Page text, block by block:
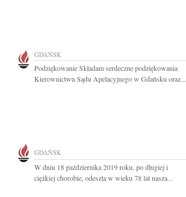
GDAŃSK
Podziękowanie Składam serdeczne podziękowania
Kierownictwu Sądu Apelacyjnego w Gdańsku oraz...
GDAŃSK
W dniu 18 października 2019 roku, po długiej i
ciężkiej chorobie, odeszła w wieku 78 lat nasza...